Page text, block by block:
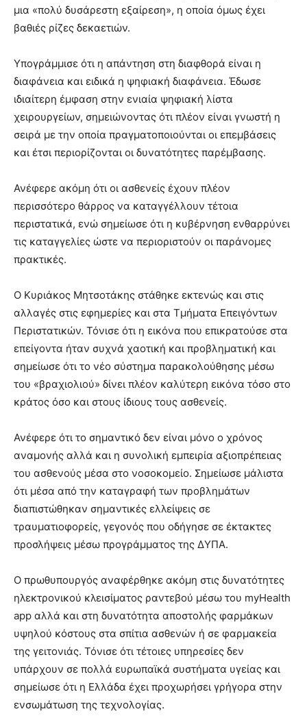
μια «πολύ δυσάρεστη εξαίρεση», η οποία όμως έχει
βαθιές ρίζες δεκαετιών.
Υπογράμμισε ότι η απάντηση στη διαφθορά είναι η
διαφάνεια και ειδικά η ψηφιακή διαφάνεια. Έδωσε
ιδιαίτερη έμφαση στην ενιαία ψηφιακή λίστα
χειρουργείων, σημειώνοντας ότι πλέον είναι γνωστή η
σειρά με την οποία πραγματοποιούνται οι επεμβάσεις
και έτσι περιορίζονται οι δυνατότητες παρέμβασης.
Ανέφερε ακόμη ότι οι ασθενείς έχουν πλέον
περισσότερο θάρρος να καταγγέλλουν τέτοια
περιστατικά, ενώ σημείωσε ότι η κυβέρνηση ενθαρρύνει
τις καταγγελίες ώστε να περιοριστούν οι παράνομες
πρακτικές.
Ο Κυριάκος Μητσοτάκης στάθηκε εκτενώς και στις
αλλαγές στις εφημερίες και στα Τμήματα Επειγόντων
Περιστατικών. Τόνισε ότι η εικόνα που επικρατούσε στα
επείγοντα ήταν συχνά χαοτική και προβληματική και
σημείωσε ότι το νέο σύστημα παρακολούθησης μέσω
του «βραχιολιού» δίνει πλέον καλύτερη εικόνα τόσο στο
κράτος όσο και στους ίδιους τους ασθενείς.
Ανέφερε ότι το σημαντικό δεν είναι μόνο ο χρόνος
αναμονής αλλά και η συνολική εμπειρία αξιοπρέπειας
του ασθενούς μέσα στο νοσοκομείο. Σημείωσε μάλιστα
ότι μέσα από την καταγραφή των προβλημάτων
διαπιστώθηκαν σημαντικές ελλείψεις σε
τραυματιοφορείς, γεγονός που οδήγησε σε έκτακτες
προσλήψεις μέσω προγράμματος της ΔΥΠΑ.
Ο πρωθυπουργός αναφέρθηκε ακόμη στις δυνατότητες
ηλεκτρονικού κλεισίματος ραντεβού μέσω του myHealth
app αλλά και στη δυνατότητα αποστολής φαρμάκων
υψηλού κόστους στα σπίτια ασθενών ή σε φαρμακεία
της γειτονιάς. Τόνισε ότι τέτοιες υπηρεσίες δεν
υπάρχουν σε πολλά ευρωπαϊκά συστήματα υγείας και
σημείωσε ότι η Ελλάδα έχει προχωρήσει γρήγορα στην
ενσωμάτωση της τεχνολογίας.